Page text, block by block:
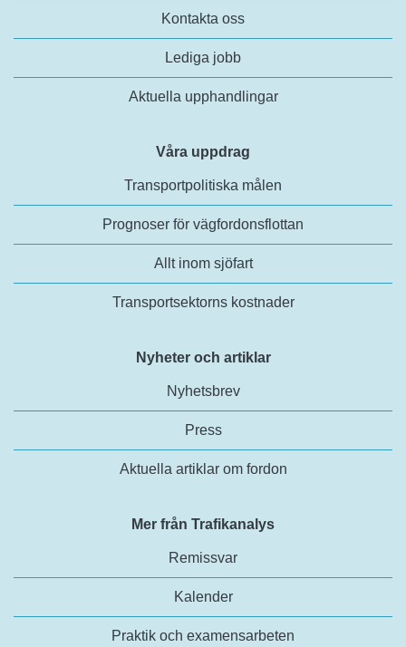
Kontakta oss
Lediga jobb
Aktuella upphandlingar
Våra uppdrag
Transportpolitiska målen
Prognoser för vägfordonsflottan
Allt inom sjöfart
Transportsektorns kostnader
Nyheter och artiklar
Nyhetsbrev
Press
Aktuella artiklar om fordon
Mer från Trafikanalys
Remissvar
Kalender
Praktik och examensarbeten